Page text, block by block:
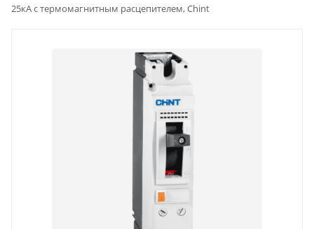
25кА с термомагнитным расцепителем, Chint